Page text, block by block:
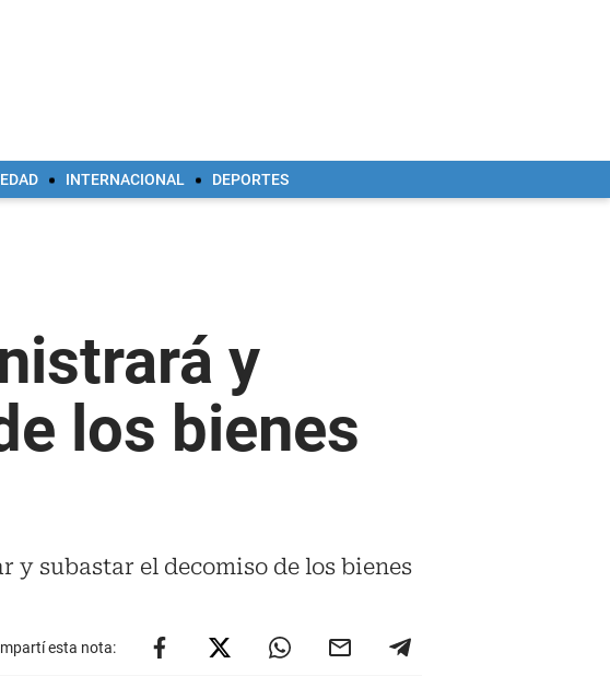
INTERNACIONAL DEPORTES
y
los bienes
y subastar el decomiso de los bienes
esta nota: